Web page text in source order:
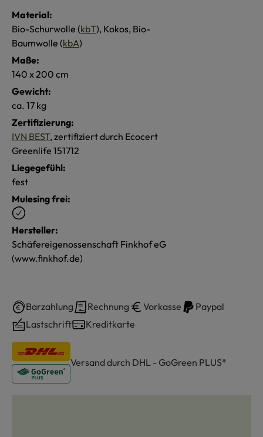
Material:
Bio-Schurwolle (kbT), Kokos, Bio-
Baumwolle (kbA)
Maße:
140 x 200 cm
Gewicht:
ca. 17 kg
Zertifizierung:
IVN BEST, zertifiziert durch Ecocert
Greenlife 151712
Liegegefühl:
fest
Mulesing frei:
Hersteller:
Schäfereigenossenschaft Finkhof eG
(www.finkhof.de)
Barzahlung Rechnung Vorkasse
Paypal
Lastschrift
Kreditkarte
Versand durch DHL - GoGreen PLUS*